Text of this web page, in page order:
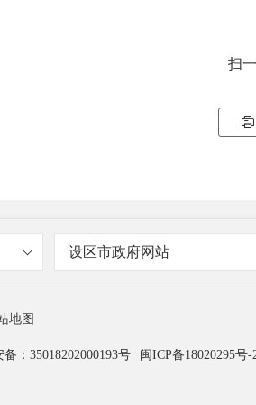
扫

设区市政府网站
地图
：35018202000193号 闽ICP备18020295号-